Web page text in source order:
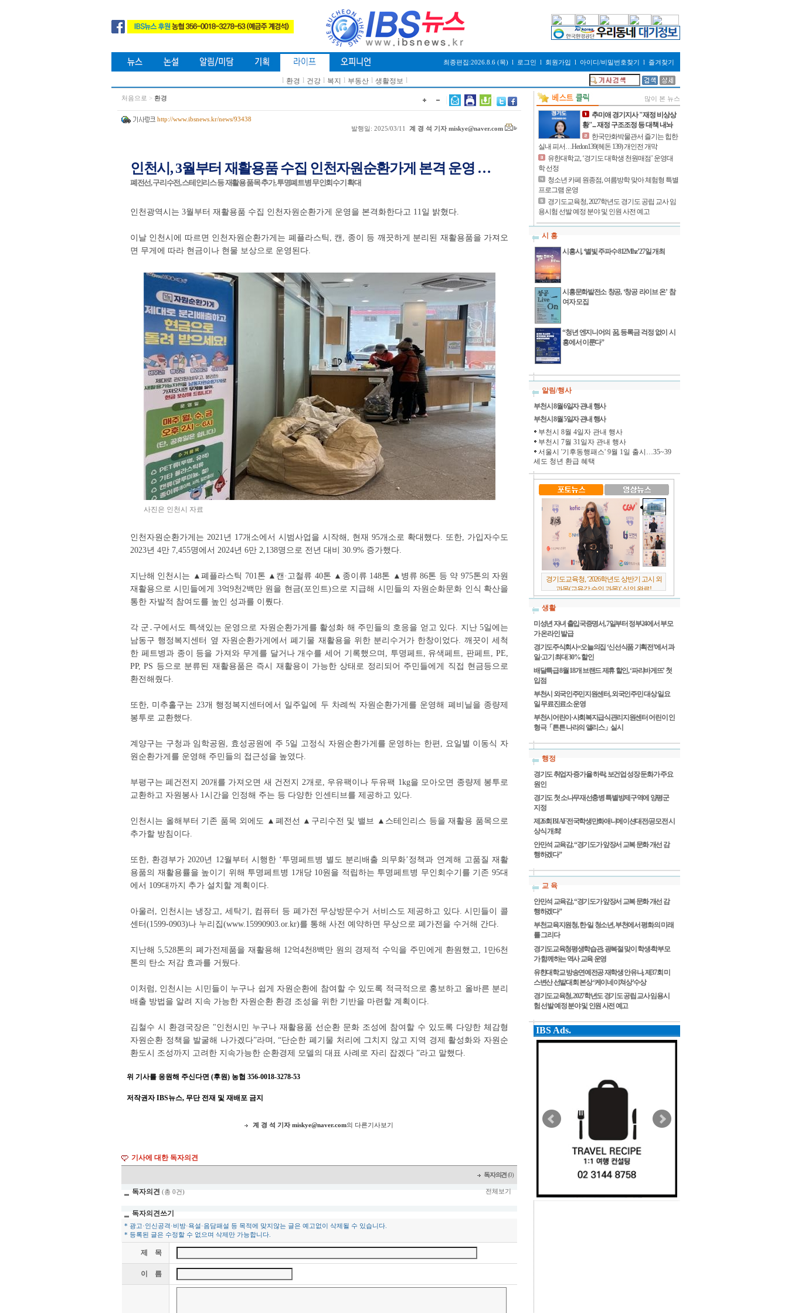
최종편집:2026.8.6 (목) l 로그인 l 회원가입 l 아이디/비밀번호찾기 l 즐겨찾기
l 환경 l 건강 l 복지 l 부동산 l 생활정보 l
처음으로 > 환경
http://www.ibsnews.kr/news/93438
발행일: 2025/03/11
계 경 석 기자 miskye@naver.com
인천시, 3월부터 재활용품 수집 인천자원순환가게 본격 운영 …
폐전선, 구리수전, 스테인리스 등 재활용 품목 추가, 투명폐트병 무인회수기 확대
인천광역시는 3월부터 재활용품 수집 인천자원순환가게 운영을 본격화한다고 11일 밝혔다.
이날 인천시에 따르면 인천자원순환가게는 폐플라스틱, 캔, 종이 등 깨끗하게 분리된 재활용품을 가져오
면 무게에 따라 현금이나 현물 보상으로 운영된다.
사진은 인천시 자료
인천자원순환가게는 2021년 17개소에서 시범사업을 시작해, 현재 95개소로 확대했다. 또한, 가입자수도
2023년 4만 7,455명에서 2024년 6만 2,138명으로 전년 대비 30.9% 증가했다.
지난해 인천시는 ▲폐플라스틱 701톤 ▲캔·고철류 40톤 ▲종이류 148톤 ▲병류 86톤 등 약 975톤의 자원
재활용으로 시민들에게 3억9천2백만 원을 현금(포인트)으로 지급해 시민들의 자원순화문화 인식 확산을
통한 자발적 참여도를 높인 성과를 이뤘다.
각 군․구에서도 특색있는 운영으로 자원순환가게를 활성화 해 주민들의 호응을 얻고 있다. 지난 5일에는
남동구 행정복지센터 옆 자원순환가게에서 폐기물 재활용을 위한 분리수거가 한창이었다. 깨끗이 세척
한 페트병과 종이 등을 가져와 무게를 달거나 개수를 세어 기록했으며, 투명페트, 유색페트, 판페트, PE,
PP, PS 등으로 분류된 재활용품은 즉시 재활용이 가능한 상태로 정리되어 주민들에게 직접 현금등으로
환전해줬다.
또한, 미추홀구는 23개 행정복지센터에서 일주일에 두 차례씩 자원순환가게를 운영해 폐비닐을 종량제
봉투로 교환했다.
계양구는 구청과 임학공원, 효성공원에 주 5일 고정식 자원순환가게를 운영하는 한편, 요일별 이동식 자
원순환가게를 운영해 주민들의 접근성을 높였다.
부평구는 폐건전지 20개를 가져오면 새 건전지 2개로, 우유팩이나 두유팩 1kg을 모아오면 종량제 봉투로
교환하고 자원봉사 1시간을 인정해 주는 등 다양한 인센티브를 제공하고 있다.
인천시는 올해부터 기존 품목 외에도 ▲폐전선 ▲구리수전 및 밸브 ▲스테인리스 등을 재활용 품목으로
추가할 방침이다.
또한, 환경부가 2020년 12월부터 시행한 ‘투명페트병 별도 분리배출 의무화’정책과 연계해 고품질 재활
용품의 재활용률을 높이기 위해 투명페트병 1개당 10원을 적립하는 투명페트병 무인회수기를 기존 95대
에서 109대까지 추가 설치할 계획이다.
아울러, 인천시는 냉장고, 세탁기, 컴퓨터 등 폐가전 무상방문수거 서비스도 제공하고 있다. 시민들이 콜
센터(1599-0903)나 누리집(www.15990903.or.kr)를 통해 사전 예약하면 무상으로 폐가전을 수거해 간다.
지난해 5,528톤의 폐가전제품을 재활용해 12억4천8백만 원의 경제적 수익을 주민에게 환원했고, 1만6천
톤의 탄소 저감 효과를 거뒀다.
이처럼, 인천시는 시민들이 누구나 쉽게 자원순환에 참여할 수 있도록 적극적으로 홍보하고 올바른 분리
배출 방법을 알려 지속 가능한 자원순환 환경 조성을 위한 기반을 마련할 계획이다.
김철수 시 환경국장은 "인천시민 누구나 재활용품 선순환 문화 조성에 참여할 수 있도록 다양한 체감형
자원순환 정책을 발굴해 나가겠다”라며, “단순한 폐기물 처리에 그치지 않고 지역 경제 활성화와 자원순
환도시 조성까지 고려한 지속가능한 순환경제 모델의 대표 사례로 자리 잡겠다 ”라고 말했다.
위 기사를 응원해 주신다면 (후원) 농협 356-0018-3278-53
저작권자 IBS뉴스, 무단 전재 및 재배포 금지
계 경 석 기자 miskye@naver.com의 다른기사보기
기사에 대한 독자의견
독자의견(0)
독자의견 (총 0건) 전체보기
독자의견쓰기
* 광고·인신공격·비방·욕설·음담패설 등 목적에 맞지않는 글은 예고없이 삭제될 수 있습니다.
* 등록된 글은 수정할 수 없으며 삭제만 가능합니다.
제 목
이 름
많이 본 뉴스
추미애 경기지사 "재정 비상상
황"... 재정 구조조정 등 대책 내놔
한국만화박물관서 즐기는 힙한
실내 피서…Hedon139(헤돈 139) 개인전 개막
유한대학교, ‘경기도 대학생 천원매점’ 운영대
학 선정
청소년 카페 원종점, 여름방학 맞아 체험형 특별
프로그램 운영
경기도교육청, 2027학년도 경기도 공립 교사 임
용시험 선발 예정 분야 및 인원 사전 예고
시 흥
시흥시, ‘별빛 주파수 812Mhz’ 27일 개최
시흥문화발전소 창공, ‘창공 라이브 온’ 참
여자 모집
“청년 엔지니어의 꿈, 등록금 걱정 없이 시
흥에서 이룬다”
알림/행사
부천시 8월 6일자 관내 행사
부천시 8월 5일자 관내 행사
부천시 8월 4일자 관내 행사
부천시 7월 31일자 관내 행사
서울시 '기후동행패스' 9월 1일 출시…35~39
세도 청년 환급 혜택
경기도교육청, ‘2026학년도 상반기 고시 외
과목(교육감 승인 과목)’ 심의 완료!
생활
미성년 자녀 출입국증명서, 7일부터 정부24에서 부모
가 온라인 발급
경기도주식회사×오늘의집 ‘신선식품 기획전’에서 과
일·고기 최대 30% 할인
배달특급 8월 18개 브랜드 제휴 할인, ‘파리바게뜨’ 첫
입점
부천시 외국인주민지원센터, 외국인주민 대상 일요
일 무료진료소 운영
부천시어린이·사회복지급식관리지원센터 어린이 인
형극「튼튼 나라의 앨리스」실시
행정
경기도 취업자 증가율 하락, 보건업 성장 둔화가 주요
원인
경기도 첫 소나무재선충병 특별방제구역에 양평군
지정
제26회 BIAF전국학생만화애니메이션대전/공모전 시
상식 개최!
안민석 교육감, “경기도가 앞장서 교복 문화 개선 감
행하겠다”
교 육
안민석 교육감, “경기도가 앞장서 교복 문화 개선 감
행하겠다”
부천교육지원청, 한·일 청소년, 부천에서 평화의 미래
를 그리다
경기도교육청평생학습관, 광복절 맞이 학생‧학부모
가 함께하는 역사 교육 운영
유한대학교 방송연예전공 재학생 안유나, 제37회 미
스변산 선발대회 본상 ‘케이네이쳐상’수상
경기도교육청, 2027학년도 경기도 공립 교사 임용시
험 선발 예정 분야 및 인원 사전 예고